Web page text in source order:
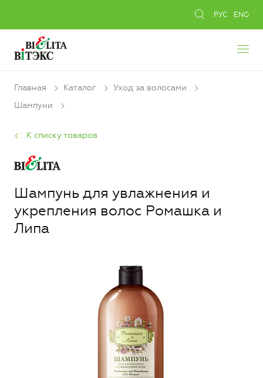
РУС ENG
Главная Каталог
Уход за волосами
Шампуни
К списку товаров
Шампунь для увлажнения и
укрепления волос Ромашка и
Липа